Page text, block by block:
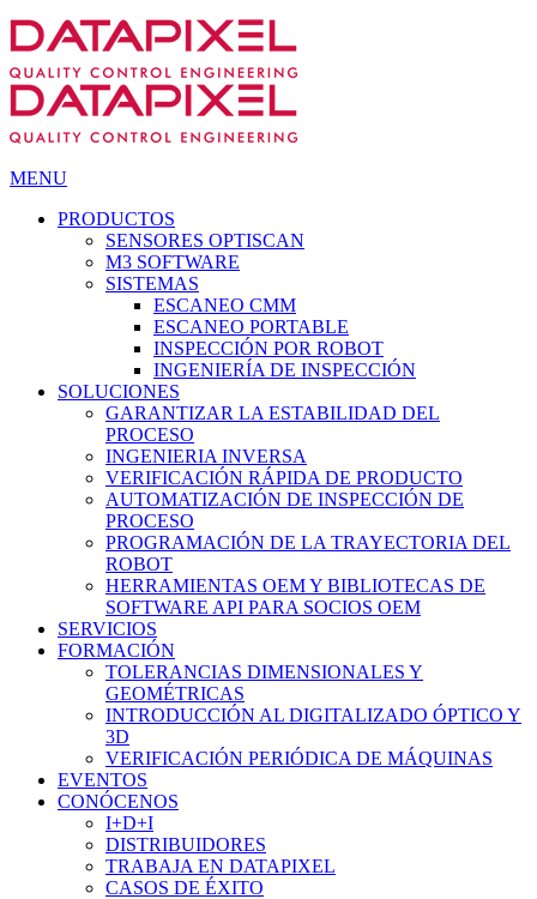
MENU
PRODUCTOS
SENSORES OPTISCAN
M3 SOFTWARE
SISTEMAS
ESCANEO CMM
ESCANEO PORTABLE
INSPECCIÓN POR ROBOT
INGENIERÍA DE INSPECCIÓN
SOLUCIONES
GARANTIZAR LA ESTABILIDAD DEL
PROCESO
INGENIERIA INVERSA
VERIFICACIÓN RÁPIDA DE PRODUCTO
AUTOMATIZACIÓN DE INSPECCIÓN DE
PROCESO
PROGRAMACIÓN DE LA TRAYECTORIA DEL
ROBOT
HERRAMIENTAS OEM Y BIBLIOTECAS DE
SOFTWARE API PARA SOCIOS OEM
SERVICIOS
FORMACIÓN
TOLERANCIAS DIMENSIONALES Y
GEOMÉTRICAS
INTRODUCCIÓN AL DIGITALIZADO ÓPTICO Y
3D
VERIFICACIÓN PERIÓDICA DE MÁQUINAS
EVENTOS
CONÓCENOS
I+D+I
DISTRIBUIDORES
TRABAJA EN DATAPIXEL
CASOS DE ÉXITO